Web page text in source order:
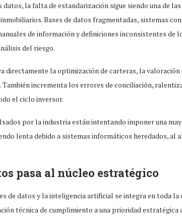
la falta de estandarización sigue siendo una de
Bases de datos fragmentadas, sistemas
de información y definiciones inconsistentes de
del riesgo.
directamente la optimización de carteras, la valoración
incrementa los errores de conciliación,
el ciclo inversor.
por la industria están intentando imponer una
lenta debido a sistemas informáticos heredados, al
pasa al núcleo estratégico
de datos y la inteligencia artificial se integra en toda
técnica de cumplimiento a una prioridad estratégica